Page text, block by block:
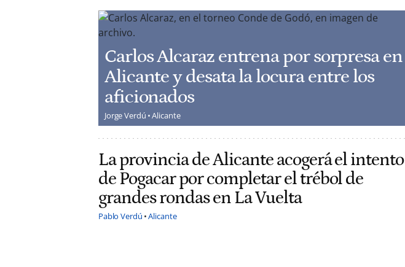
Carlos Alcaraz entrena por sorpresa en
Alicante y desata la locura entre los
aficionados
Jorge Verdú Alicante
La provincia de Alicante acogerá el intento
de Pogacar por completar el trébol de
grandes rondas en La Vuelta
Pablo Verdú Alicante